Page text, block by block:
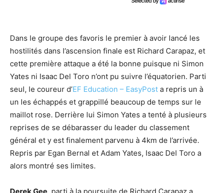
Dans le groupe des favoris le premier à avoir lancé les
hostilités dans l’ascension finale est Richard Carapaz, et
cette première attaque a été la bonne puisque ni Simon
Yates ni Isaac Del Toro n’ont pu suivre l’équatorien. Parti
seul, le coureur d’EF Education – EasyPost a repris un à
un les échappés et grappillé beaucoup de temps sur le
maillot rose. Derrière lui Simon Yates a tenté à plusieurs
reprises de se débarasser du leader du classement
général et y est finalement parvenu à 4km de l’arrivée.
Repris par Egan Bernal et Adam Yates, Isaac Del Toro a
alors montré ses limites.